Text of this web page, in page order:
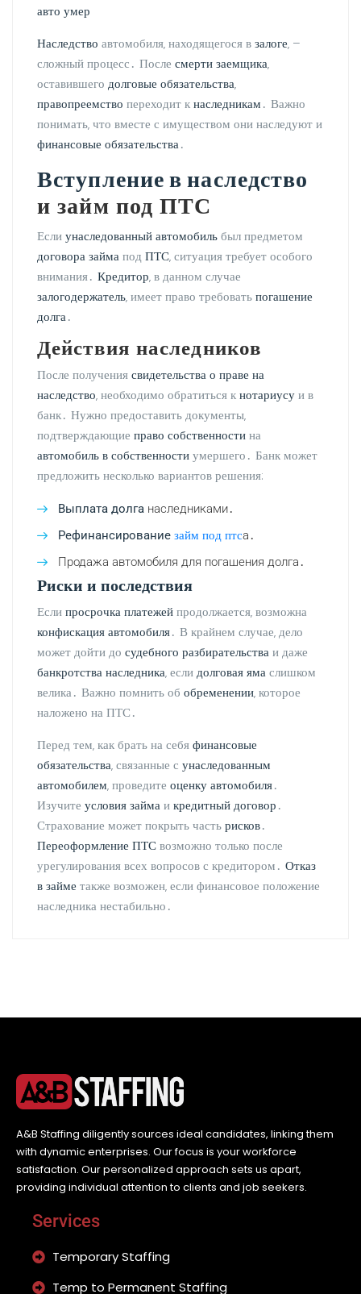
авто умер
Наследство автомобиля‚ находящегося взалоге‚ –
сложный процесс․ После смерти заемщика‚
оставившего долговые обязательства‚
правопреемство переходит кнаследникам․ Важно
понимать‚ что вместе с имуществом они наследуют и
финансовые обязательства․
Вступление в наследство
и займ под ПТС
Еслиунаследованный автомобильбыл предметом
договора займапод ПТС‚ ситуация требует особого
внимания․ Кредитор‚ в данном случае
залогодержатель‚ имеет право требоватьпогашение
долга․
Действия наследников
После получениясвидетельства о праве на
наследство‚ необходимо обратиться кнотариусуи в
банк․ Нужно предоставить документы‚
подтверждающие право собственностина
автомобиль в собственностиумершего․ Банк может
предложить несколько вариантов решения:
Выплата долга наследниками․
Рефинансирование займ под птса․
Продажа автомобиля для погашения долга․
Риски и последствия
Еслипросрочка платежейпродолжается‚ возможна
конфискация автомобиля․ В крайнем случае‚ дело
может дойти до судебного разбирательстваи даже
банкротства наследника‚ еслидолговая ямаслишком
велика․ Важно помнить об обременении‚ которое
наложено на ПТС․
Перед тем‚ как брать на себяфинансовые
обязательства‚ связанные с унаследованным
автомобилем‚ проведите оценку автомобиля․
Изучите условия займаикредитный договор․
Страхование может покрыть частьрисков․
Переоформление ПТСвозможно только после
урегулирования всех вопросов с кредитором․ Отказ
в займе также возможен‚ если финансовое положение
наследника нестабильно․
A&B Staffing diligently sources ideal candidates, linking them
with dynamic enterprises. Our focus is your workforce
satisfaction. Our personalized approach sets us apart,
providing individual attention to clients and job seekers.
Services
Temporary Staffing
Temp to Permanent Staffing